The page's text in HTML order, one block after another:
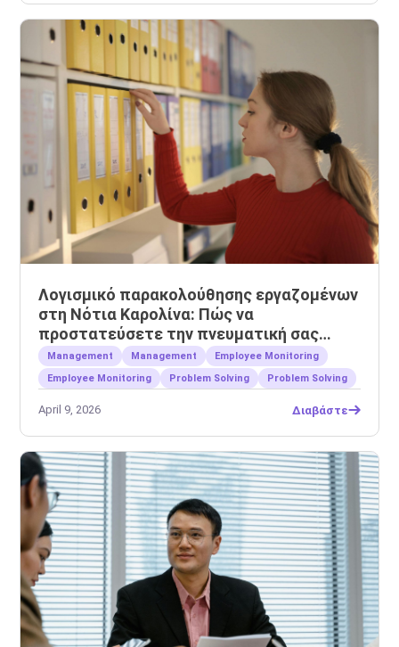
Λογισμικό παρακολούθησης εργαζομένων
στη Νότια Καρολίνα: Πώς να
προστατεύσετε την πνευματική σας
ιδιοκτησία
Management Management
Employee Monitoring
Employee Monitoring
Problem Solving Problem Solving
April 9, 2026 Διαβάστε